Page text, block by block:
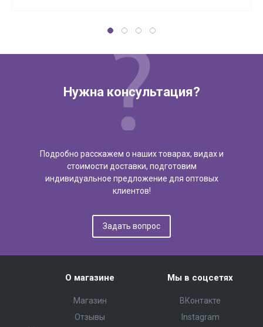
Нужна консультация?
Подробно расскажем о наших товарах, видах и
стоимости доставки, подготовим
индивидуальное предложение для оптовых
клиентов!
Задать вопрос
О магазине
Магазин
Отзывы
Мы в соцсетях
ВКонтакте
Instagram